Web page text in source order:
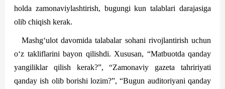
holda zamonaviylashtirish, bugungi kun talablari darajasiga
olib chiqish kerak.
Mashg‘ulot davomida talabalar sohani rivojlantirish uchun
o‘z takliflarini bayon qilishdi. Xususan, “Matbuotda qanday
yangiliklar qilish kerak?”, “Zamonaviy gazeta tahririyati
qanday ish olib borishi lozim?”, “Bugun auditoriyani qanday